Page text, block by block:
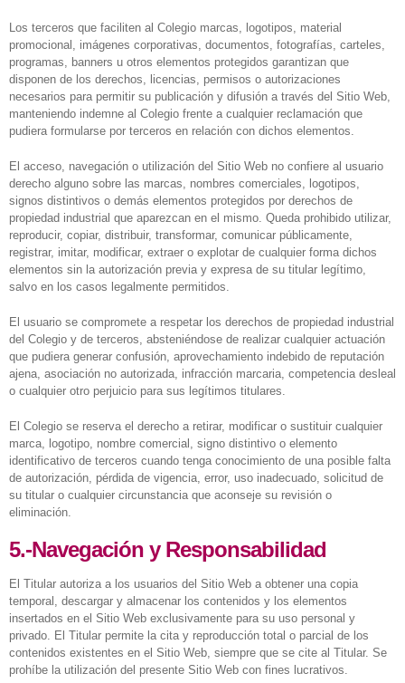
Los terceros que faciliten al Colegio marcas, logotipos, material
promocional, imágenes corporativas, documentos, fotografías, carteles,
programas, banners u otros elementos protegidos garantizan que
disponen de los derechos, licencias, permisos o autorizaciones
necesarios para permitir su publicación y difusión a través del Sitio Web,
manteniendo indemne al Colegio frente a cualquier reclamación que
pudiera formularse por terceros en relación con dichos elementos.
El acceso, navegación o utilización del Sitio Web no confiere al usuario
derecho alguno sobre las marcas, nombres comerciales, logotipos,
signos distintivos o demás elementos protegidos por derechos de
propiedad industrial que aparezcan en el mismo. Queda prohibido utilizar,
reproducir, copiar, distribuir, transformar, comunicar públicamente,
registrar, imitar, modificar, extraer o explotar de cualquier forma dichos
elementos sin la autorización previa y expresa de su titular legítimo,
salvo en los casos legalmente permitidos.
El usuario se compromete a respetar los derechos de propiedad industrial
del Colegio y de terceros, absteniéndose de realizar cualquier actuación
que pudiera generar confusión, aprovechamiento indebido de reputación
ajena, asociación no autorizada, infracción marcaria, competencia desleal
o cualquier otro perjuicio para sus legítimos titulares.
El Colegio se reserva el derecho a retirar, modificar o sustituir cualquier
marca, logotipo, nombre comercial, signo distintivo o elemento
identificativo de terceros cuando tenga conocimiento de una posible falta
de autorización, pérdida de vigencia, error, uso inadecuado, solicitud de
su titular o cualquier circunstancia que aconseje su revisión o
eliminación.
5.-Navegación y Responsabilidad
El Titular autoriza a los usuarios del Sitio Web a obtener una copia
temporal, descargar y almacenar los contenidos y los elementos
insertados en el Sitio Web exclusivamente para su uso personal y
privado. El Titular permite la cita y reproducción total o parcial de los
contenidos existentes en el Sitio Web, siempre que se cite al Titular. Se
prohíbe la utilización del presente Sitio Web con fines lucrativos.